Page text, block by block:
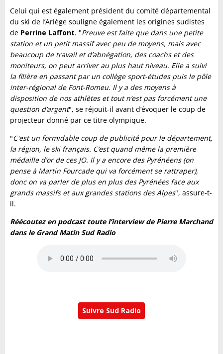
Celui qui est également président du comité départemental
du ski de l’Ariège souligne également les origines sudistes
de Perrine Laffont. "Preuve est faite que dans une petite
station et un petit massif avec peu de moyens, mais avec
beaucoup de travail et d’abnégation, des coachs et des
moniteurs, on peut arriver au plus haut niveau. Elle a suivi
la filière en passant par un collège sport-études puis le pôle
inter-régional de Font-Romeu. Il y a des moyens à
disposition de nos athlètes et tout n’est pas forcément une
question d’argent", se réjouit-il avant d’évoquer le coup de
projecteur donné par ce titre olympique.
"C'est un formidable coup de publicité pour le département,
la région, le ski français. C’est quand même la première
médaille d’or de ces JO. Il y a encore des Pyrénéens (on
pense à Martin Fourcade qui va forcément se rattraper),
donc on va parler de plus en plus des Pyrénées face aux
grands massifs et aux grandes stations des Alpes", assure-t-
il.
Réécoutez en podcast toute l’interview de Pierre Marchand
dans le Grand Matin Sud Radio
Suivre Sud Radio